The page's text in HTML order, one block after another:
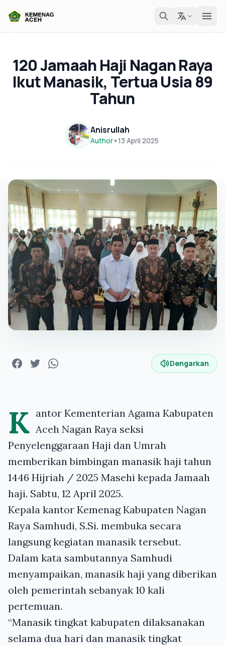
120 Jamaah Haji Nagan Raya
Ikut Manasik, Tertua Usia 89
Tahun
Anisrullah
Author•13 April 2025
Dengarkan
K antor Kementerian Agama Kabupaten
Aceh Nagan Raya seksi
Penyelenggaraan Haji dan Umrah
memberikan bimbingan manasik haji tahun
1446 Hijriah / 2025 Masehi kepada Jamaah
haji. Sabtu, 12 April 2025.
Kepala kantor Kemenag Kabupaten Nagan
Raya Samhudi, S.Si. membuka secara
langsung kegiatan manasik tersebut.
Dalam kata sambutannya Samhudi
menyampaikan, manasik haji yang diberikan
oleh pemerintah sebanyak 10 kali
pertemuan.
“Manasik tingkat kabupaten dilaksanakan
selama dua hari dan manasik tingkat